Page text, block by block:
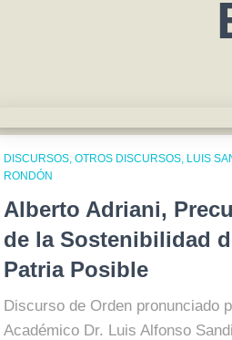
DISCURSOS OTROS DISCURSOS LUIS
RONDÓN
Alberto Adriani,
de la Sostenibilidad
Patria Posible
Discurso de Orden pronunciado
Académico Dr. Luis Alfonso